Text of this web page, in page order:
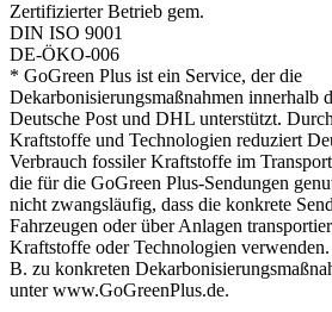
Zertifizierter Betrieb gem.
DIN ISO 9001
DE-ÖKO-006
* GoGreen Plus ist ein Service, der die
Dekarbonisierungsmaßnahmen innerhalb
Deutsche Post und DHL unterstützt.
Kraftstoffe und Technologien reduziert
Verbrauch fossiler Kraftstoffe im
die für die GoGreen Plus-Sendungen
nicht zwangsläufig, dass die konkrete
Fahrzeugen oder über Anlagen
Kraftstoffe oder Technologien
B. zu konkreten
unter www.GoGreenPlus.de.